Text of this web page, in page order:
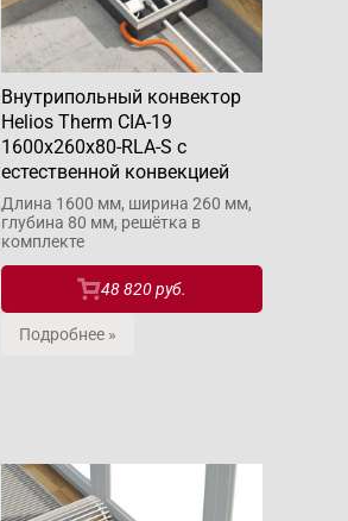
Внутрипольный конвектор
Helios Therm CIA-19
1600x260x80-RLA-S с
естественной конвекцией
Длина 1600 мм, ширина 260 мм,
глубина 80 мм, решётка в
комплекте
48 820 руб.
Подробнее »